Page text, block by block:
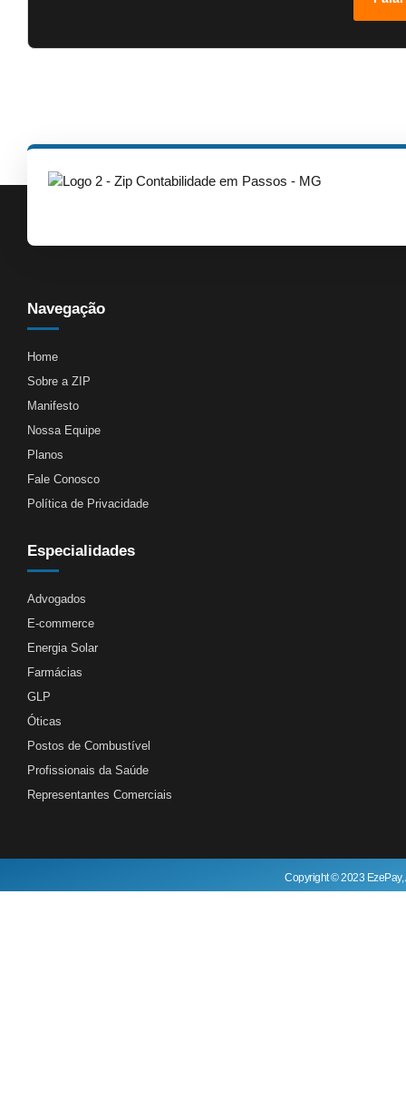
Navegação
Home
Sobre a ZIP
Manifesto
Nossa Equipe
Planos
Fale Conosco
Política de Privacidade
Especialidades
Advogados
E-commerce
Energia Solar
Farmácias
GLP
Óticas
Postos de Combustível
Profissionais da Saúde
Representantes Comerciais
Copyright © 2023